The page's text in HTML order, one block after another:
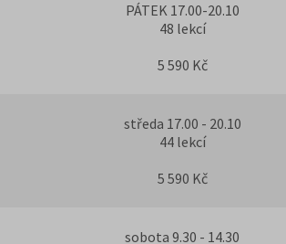
PÁTEK 17.00-20.10
48 lekcí
5 590 Kč
středa 17.00 - 20.10
44 lekcí
5 590 Kč
sobota 9.30 - 14.30